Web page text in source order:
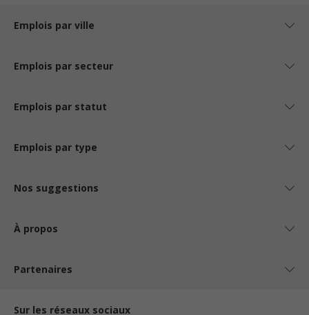
Emplois par ville
Emplois par secteur
Emplois par statut
Emplois par type
Nos suggestions
À propos
Partenaires
Sur les réseaux sociaux